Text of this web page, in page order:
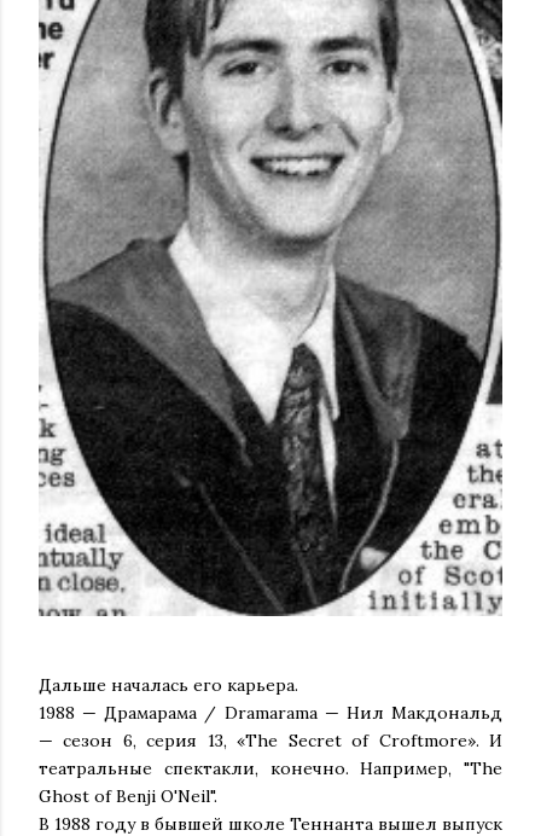
Дальше началась его карьера.
1988 — Драмарама / Dramarama — Нил Макдональд
— сезон 6, серия 13, «The Secret of Croftmore». И
театральные спектакли, конечно. Например, "The
Ghost of Benji O'Neil".
В 1988 году в бывшей школе Теннанта вышел выпуск